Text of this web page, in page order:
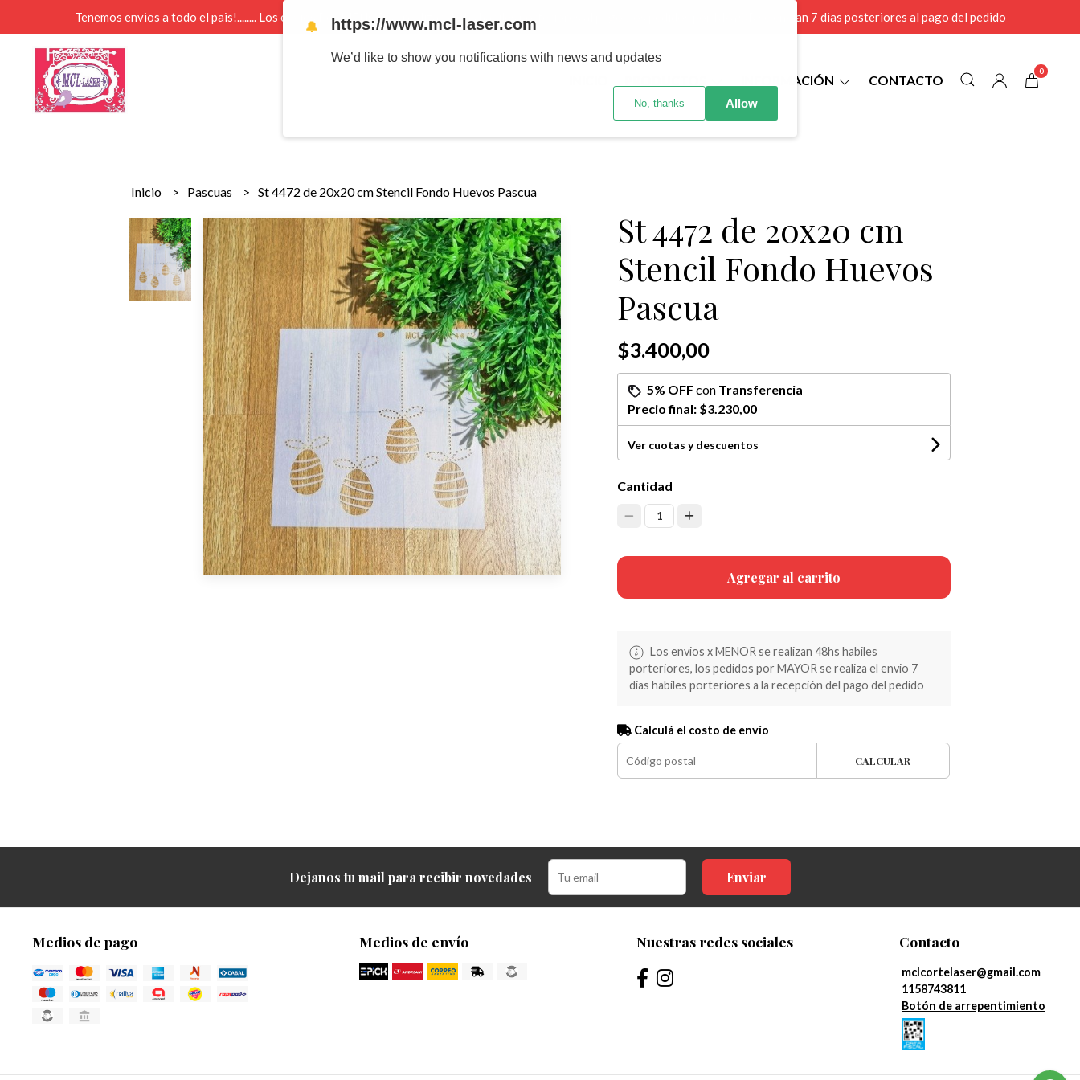
Tenemos envios a todo el pais!........ Los envios Por MENOR se realizan 48 hs habiles porteriores al pago , los pedidos por MAYOR se envian 7 dias posteriores al pago del pedido
INFORMACIÓN CONTACTO
0
Inicio Pascuas St 4472 de 20x20 cm Stencil Fondo Huevos Pascua
St 4472 de 20x20 cm
Stencil Fondo Huevos
Pascua
$3.400,00
5% OFFcon Transferencia
Precio final: $3.230,00
Ver cuotas y descuentos
Cantidad
1
Agregar al carrito
Los envios x MENOR se realizan 48hs habiles
porteriores, los pedidos por MAYOR se realiza el envio 7
dias habiles porteriores a la recepción del pago del pedido
Calculá el costo de envío
CALCULAR
Dejanos tu mail para recibir novedades Enviar
Medios de pago Medios de envío Nuestras redes sociales Contacto
mclcortelaser@gmail.com
1158743811
Botón de arrepentimiento
🔔 https://www.mcl-laser.com
We’d like to show you notifications with news and updates
No, thanks Allow